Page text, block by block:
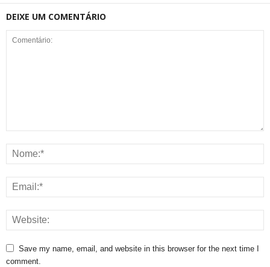
DEIXE UM COMENTÁRIO
Save my name, email, and website in this browser for the next time I
comment.